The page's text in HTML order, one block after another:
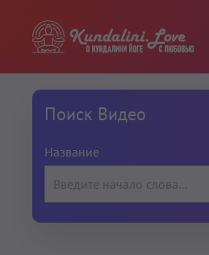
Поиск Видео
Название